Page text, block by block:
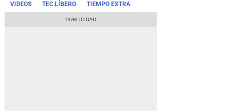
VIDEOS TEC LÍBERO TIEMPO EXTRA